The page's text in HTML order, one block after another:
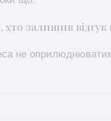
залишив відгук
не